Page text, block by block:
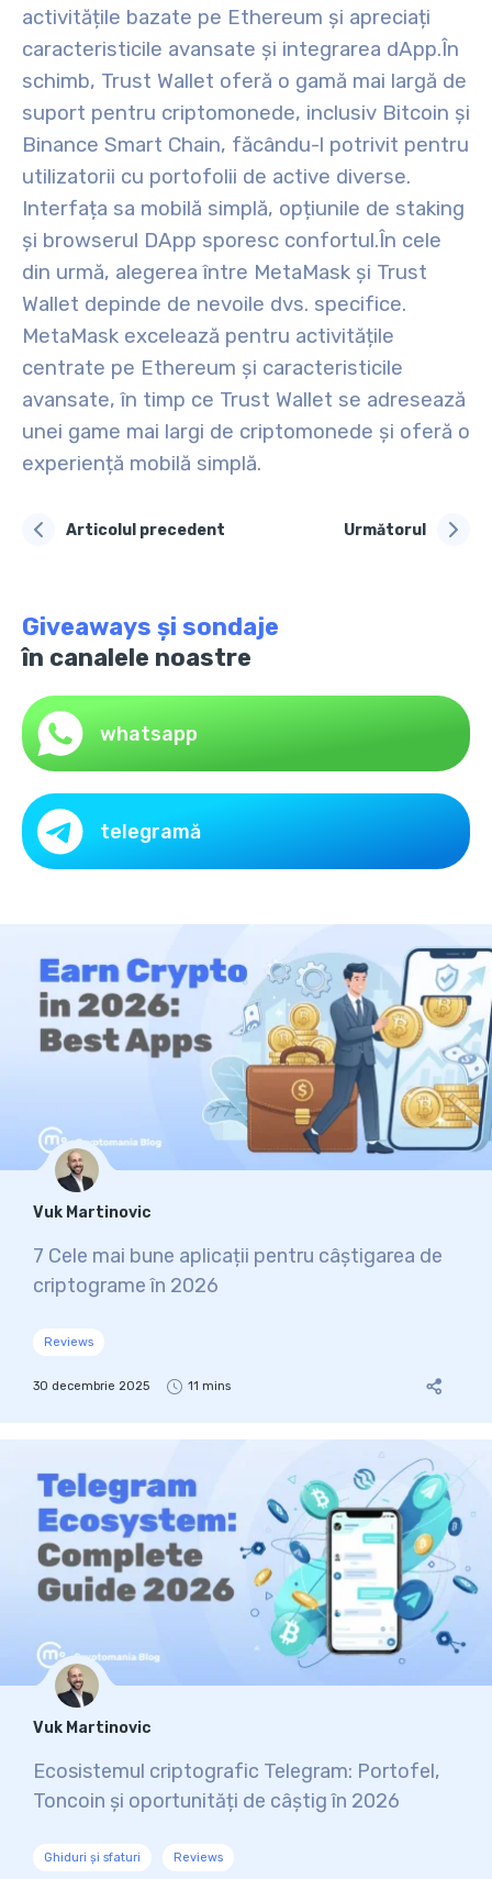
activitățile bazate pe Ethereum și apreciați
caracteristicile avansate și integrarea dApp.În
schimb, Trust Wallet oferă o gamă mai largă de
suport pentru criptomonede, inclusiv Bitcoin și
Binance Smart Chain, făcându-l potrivit pentru
utilizatorii cu portofolii de active diverse.
Interfața sa mobilă simplă, opțiunile de staking
și browserul DApp sporesc confortul.În cele
din urmă, alegerea între MetaMask și Trust
Wallet depinde de nevoile dvs. specifice.
MetaMask excelează pentru activitățile
centrate pe Ethereum și caracteristicile
avansate, în timp ce Trust Wallet se adresează
unei game mai largi de criptomonede și oferă o
experiență mobilă simplă.
Articolul precedent Următorul
Giveaways și sondaje
în canalele noastre
whatsapp
telegramă
Vuk Martinovic
7 Cele mai bune aplicații pentru câștigarea de
criptograme în 2026
Reviews
30 decembrie 2025 11 mins
Vuk Martinovic
Ecosistemul criptografic Telegram: Portofel,
Toncoin și oportunități de câștig în 2026
Ghiduri și sfaturi Reviews